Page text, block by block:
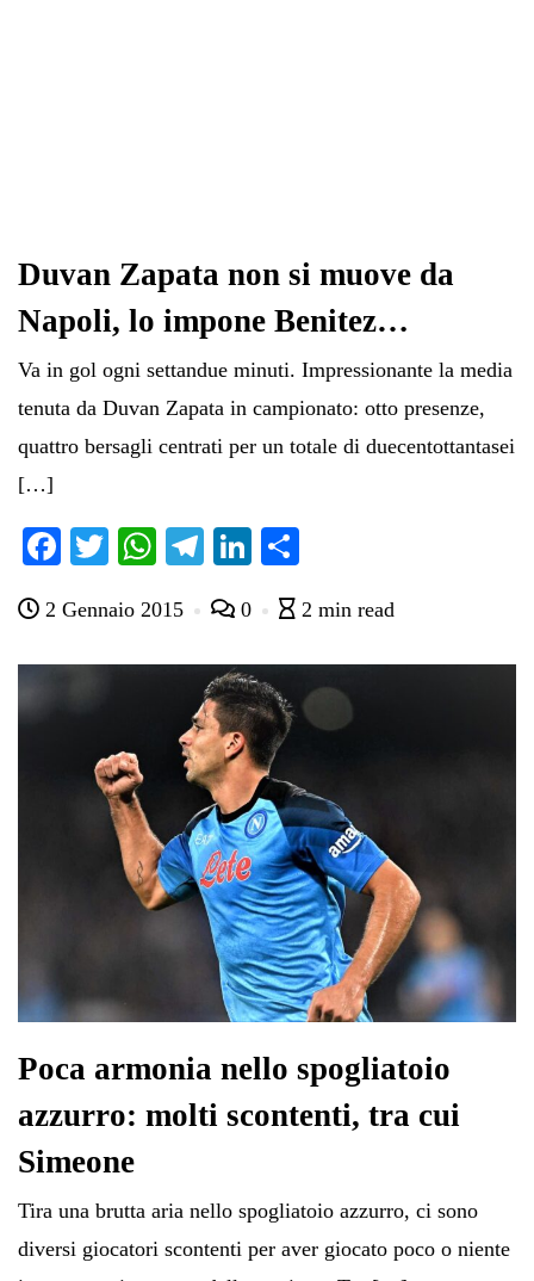
Duvan Zapata non si muove da
Napoli, lo impone Benitez…
Va in gol ogni settandue minuti. Impressionante la media
tenuta da Duvan Zapata in campionato: otto presenze,
quattro bersagli centrati per un totale di duecentottantasei
[…]
Fa
bo
ok
T
tte
r
W
ts
A
Te
gr
a
m
Li
ed
In
di
vi
di
2 Gennaio 2015 0 2 min read
Poca armonia nello spogliatoio
azzurro: molti scontenti, tra cui
Simeone
Tira una brutta aria nello spogliatoio azzurro, ci sono
diversi giocatori scontenti per aver giocato poco o niente